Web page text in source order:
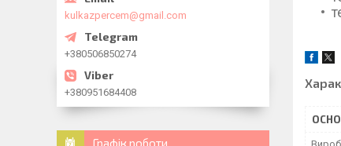
kulkazpercem@gmail.com
+380506850274
+380951684408
Графік роботи